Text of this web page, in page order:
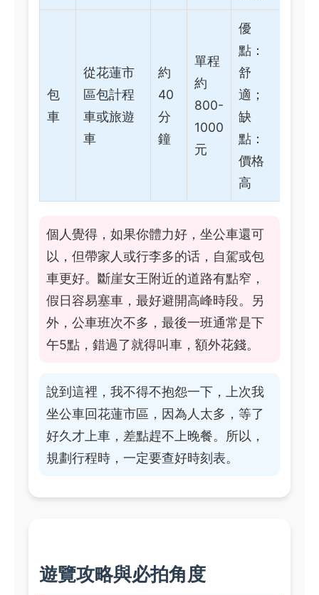
包
車
從花蓮市
區包計程
車或旅遊
車
約
40
分
鐘
單程
約
800-
1000
元
優
點：
舒
適；
缺
點：
價格
高
個人覺得，如果你體力好，坐公車還可
以，但帶家人或行李多的话，自駕或包
車更好。斷崖女王附近的道路有點窄，
假日容易塞車，最好避開高峰時段。另
外，公車班次不多，最後一班通常是下
午5點，錯過了就得叫車，額外花錢。
說到這裡，我不得不抱怨一下，上次我
坐公車回花蓮市區，因為人太多，等了
好久才上車，差點趕不上晚餐。所以，
規劃行程時，一定要查好時刻表。
遊覽攻略與必拍角度